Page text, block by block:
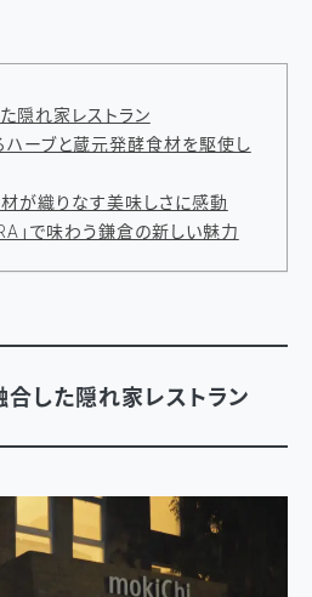
隠れ家レストラン
ーブと蔵元発酵食材を駆使し
が織りなす美味しさに感動
」で味わう鎌倉の新しい魅力
した隠れ家レストラン